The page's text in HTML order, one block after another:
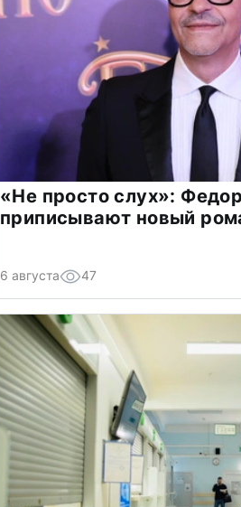
«Не просто слух»:
приписывают новый
6 августа 47